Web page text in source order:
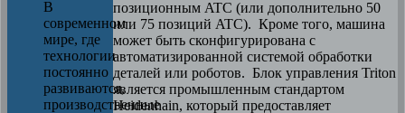
позиционным ATC (или дополнительно 50
или 75 позиций ATC). Кроме того, машина
может быть сконфигурирована с
автоматизированной системой обработки
деталей или роботов. Блок управления Triton
является промышленным стандартом
Heidenhain, который предоставляет
В
современном
мире, где
технологии
постоянно
развиваются,
производственные